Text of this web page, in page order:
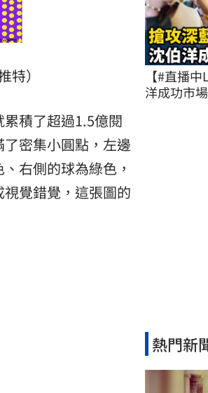
）
積了超過1.5億閱
密集小圓點，左邊
右側的球為綠色，
覺錯覺，這張圖的
【#直播
洋成功市
熱門新